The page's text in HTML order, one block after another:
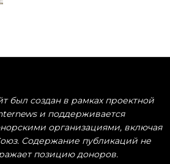
был создан в рамках проектной
и поддерживается
организациями, включая
Содержание публикаций не
позицию доноров.